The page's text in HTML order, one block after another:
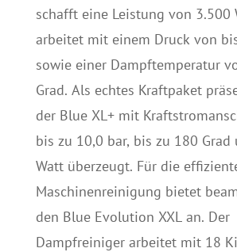
schafft eine Leistung von 3.500
arbeitet mit einem Druck von
sowie einer Dampftemperatur
Grad. Als echtes Kraftpaket
der Blue XL+ mit
bis zu 10,0 bar, bis zu 180 Grad
Watt überzeugt. Für die
Maschinenreinigung bietet
den Blue Evolution XXL an. Der
Dampfreiniger arbeitet mit 18